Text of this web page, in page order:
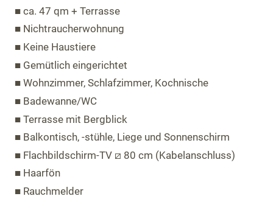
■ ca. 47 qm + Terrasse
■ Nichtraucherwohnung
■ Keine Haustiere
■ Gemütlich eingerichtet
■ Wohnzimmer, Schlafzimmer, Kochnische
■ Badewanne/WC
■ Terrasse mit Bergblick
■ Balkontisch, -stühle, Liege und Sonnenschirm
■ Flachbildschirm-TV ⧄ 80 cm (Kabelanschluss)
■ Haarfön
■ Rauchmelder